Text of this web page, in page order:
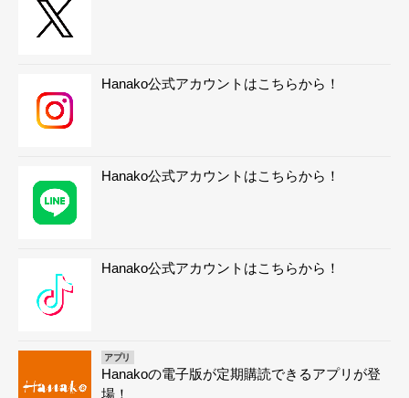
Hanako公式アカウントはこちらから！
Hanako公式アカウントはこちらから！
Hanako公式アカウントはこちらから！
アプリ
Hanakoの電子版が定期購読できるアプリが登
場！